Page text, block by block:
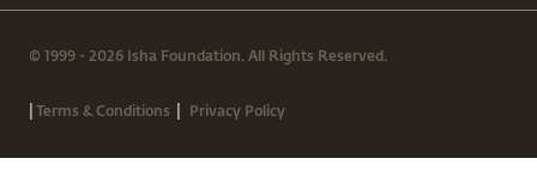
© 1999 - 2026 Isha Foundation. All Rights Reserved.
|Terms & Conditions | Privacy Policy